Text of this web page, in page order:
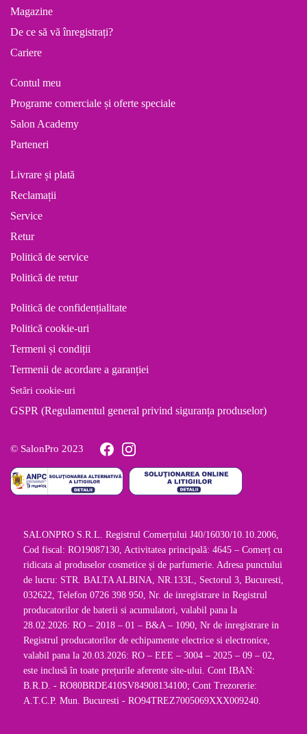
Magazine
De ce să vă înregistrați?
Cariere
Contul meu
Programe comerciale și oferte speciale
Salon Academy
Parteneri
Livrare și plată
Reclamații
Service
Retur
Politică de service
Politică de retur
Politică de confidențialitate
Politică cookie-uri
Termeni și condiții
Termenii de acordare a garanției
Setări cookie-uri
GSPR (Regulamentul general privind siguranța produselor)
© SalonPro 2023
SALONPRO S.R.L. Registrul Comerțului J40/16030/10.10.2006,
Cod fiscal: RO19087130, Activitatea principală: 4645 – Comerț cu
ridicata al produselor cosmetice și de parfumerie. Adresa punctului
de lucru: STR. BALTA ALBINA, NR.133L, Sectorul 3, Bucuresti,
032622, Telefon 0726 398 950, Nr. de inregistrare in Registrul
producatorilor de baterii si acumulatori, valabil pana la
28.02.2026: RO – 2018 – 01 – B&A – 1090, Nr de inregistrare in
Registrul producatorilor de echipamente electrice si electronice,
valabil pana la 20.03.2026: RO – EEE – 3004 – 2025 – 09 – 02,
este inclusă în toate prețurile aferente site-ului. Cont IBAN:
B.R.D. - RO80BRDE410SV84908134100; Cont Trezorerie:
A.T.C.P. Mun. Bucuresti - RO94TREZ7005069XXX009240.